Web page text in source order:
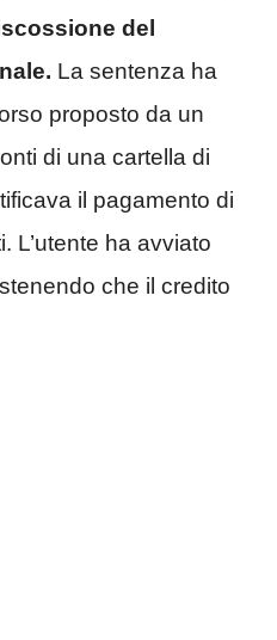
del
La sentenza ha
proposto da un
di una cartella di
il pagamento di
L’utente ha avviato
che il credito